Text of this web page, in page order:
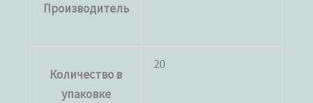
Производитель
Количество в
упаковке
20